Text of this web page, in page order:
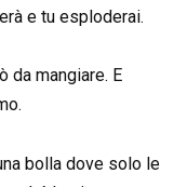
e tu esploderai.
da mangiare. E
bolla dove solo le